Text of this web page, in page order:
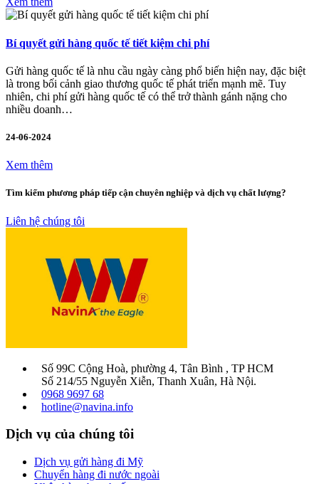
Bí quyết gửi hàng quốc tế tiết kiệm chi phí
Gửi hàng quốc tế là nhu cầu ngày càng phổ biến hiện nay, đặc biệt
là trong bối cảnh giao thương quốc tế phát triển mạnh mẽ. Tuy
nhiên, chi phí gửi hàng quốc tế có thể trở thành gánh nặng cho
nhiều doanh…
24-06-2024
Xem thêm
Tìm kiếm phương pháp tiếp cận chuyên nghiệp và dịch vụ chất lượng?
Liên hệ chúng tôi
Số 99C Cộng Hoà, phường 4, Tân Bình , TP HCM
Số 214/55 Nguyễn Xiễn, Thanh Xuân, Hà Nội.
0968 9697 68
hotline@navina.info
Dịch vụ của chúng tôi
Dịch vụ gửi hàng đi Mỹ
Chuyển hàng đi nước ngoài